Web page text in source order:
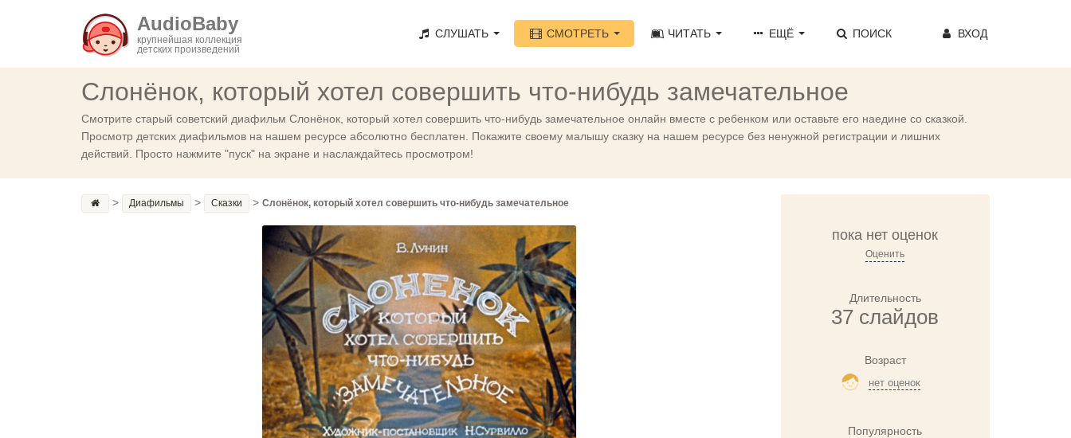
AudioBaby
крупнейшая коллекция
детских произведений
СЛУШАТЬ СМОТРЕТЬ ЧИТАТЬ ЕЩЁ ПОИСК ВХОД
Слонёнок, который хотел совершить что-нибудь замечательное
Смотрите старый советский диафильм Слонёнок, который хотел совершить что-нибудь замечательное онлайн вместе с ребенком или оставьте его наедине со сказкой.
Просмотр детских диафильмов на нашем ресурсе абсолютно бесплатен. Покажите своему малышу сказку на нашем ресурсе без ненужной регистрации и лишних
действий. Просто нажмите "пуск" на экране и наслаждайтесь просмотром!
> Диафильмы > Сказки > Слонёнок, который хотел совершить что-нибудь замечательное
пока нет оценок
Оценить
Длительность
37 слайдов
Возраст
нет оценок
Популярность